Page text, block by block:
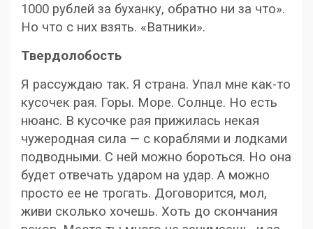
1000 рублей за буханку, обратно ни за что».
Но что с них взять. «Ватники».
Твердолобость
Я рассуждаю так. Я страна. Упал мне как-то
кусочек рая. Горы. Море. Солнце. Но есть
нюанс. В кусочке рая прижилась некая
чужеродная сила — с кораблями и лодками
подводными. С ней можно бороться. Но она
будет отвечать ударом на удар. А можно
просто ее не трогать. Договорится, мол,
живи сколько хочешь. Хоть до скончания